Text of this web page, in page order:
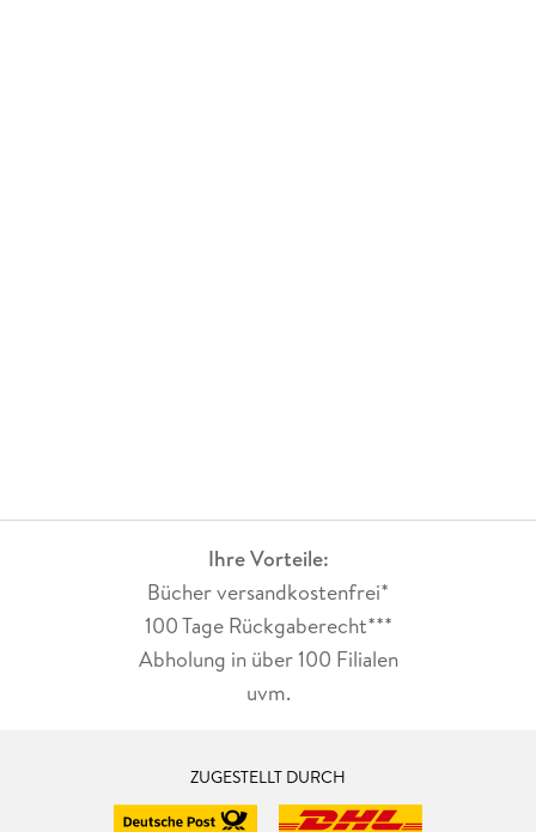
Ihre Vorteile:
Bücher versandkostenfrei*
100 Tage Rückgaberecht***
Abholung in über 100 Filialen
uvm.
ZUGESTELLT DURCH